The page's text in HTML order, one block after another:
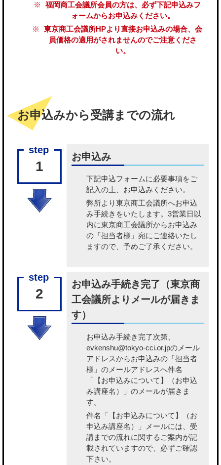
福岡商工会議所会員の方は、必ず下記申込みフ
ォームからお申込みください。
東京商工会議所HPより直接お申込みの場合、会
員価格の適用がされませんのでご注意くださ
い。
お申込みから受講までの流れ
1
お申込み
下記申込フォームに必要事項をご
記入の上、お申込みください。
弊所より東京商工会議所へお申込
み手続きをいたします。3営業日以
内に東京商工会議所からお申込み
の「担当者様」宛にご連絡いたし
ますので、予めご了承ください。
2
お申込み手続き完了（東京商
工会議所よりメールが届きま
す）
お申込み手続き完了次第、
evkenshu@tokyo-cci.or.jpのメール
アドレスからお申込みの「担当者
様」のメールアドレスへ件名
「【お申込みについて】（お申込
み講座名）」のメールが届きま
す。
件名「【お申込みについて】（お
申込み講座名）」メールには、受
講までの流れに関するご案内が記
載されていますので、必ずご確認
下さい。